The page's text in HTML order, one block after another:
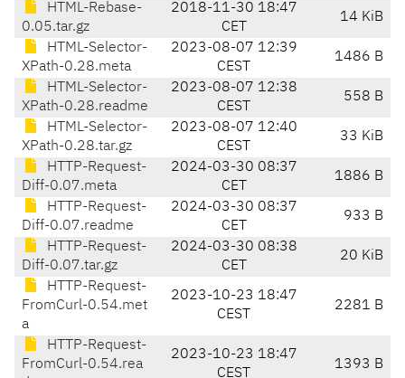
HTML-Rebase-
0.05.tar.gz
2018-11-30 18:47
CET
14 KiB
HTML-Selector-
XPath-0.28.meta
2023-08-07 12:39
CEST
1486 B
HTML-Selector-
XPath-0.28.readme
2023-08-07 12:38
CEST
558 B
HTML-Selector-
XPath-0.28.tar.gz
2023-08-07 12:40
CEST
33 KiB
HTTP-Request-
Diff-0.07.meta
2024-03-30 08:37
CET
1886 B
HTTP-Request-
Diff-0.07.readme
2024-03-30 08:37
CET
933 B
HTTP-Request-
Diff-0.07.tar.gz
2024-03-30 08:38
CET
20 KiB
HTTP-Request-
FromCurl-0.54.met
a
2023-10-23 18:47
CEST
2281 B
HTTP-Request-
FromCurl-0.54.rea
2023-10-23 18:47
CEST
1393 B